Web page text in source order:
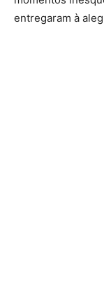
entregaram à